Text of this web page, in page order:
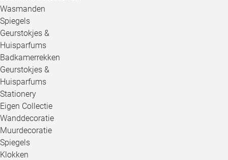
Wasmanden
Spiegels
Geurstokjes &
Huisparfums
Badkamerrekken
Geurstokjes &
Huisparfums
Stationery
Eigen Collectie
Wanddecoratie
Muurdecoratie
Spiegels
Klokken